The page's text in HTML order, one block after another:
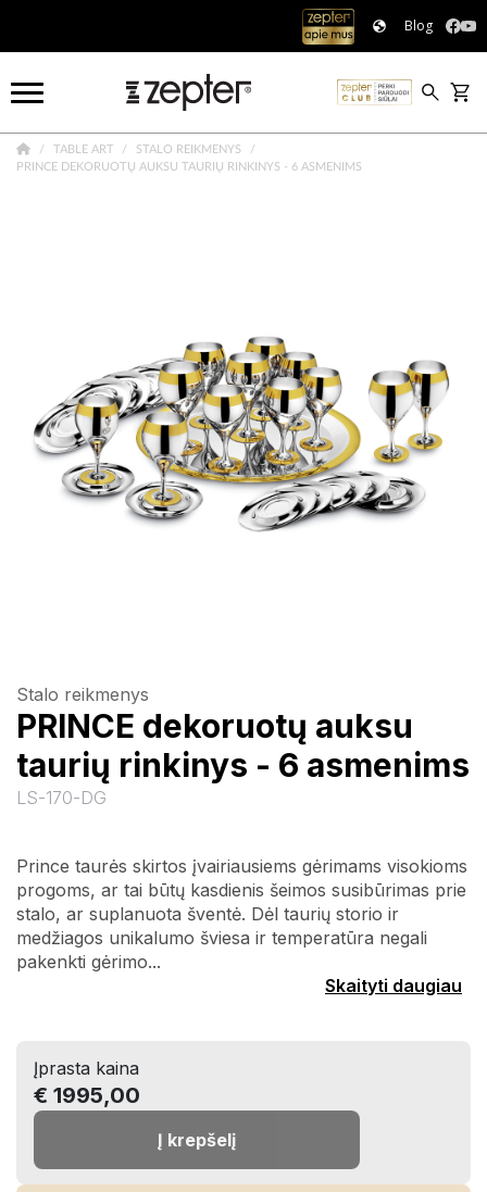
Blog
TABLE ART
STALO REIKMENYS
PRINCE DEKORUOTŲ AUKSU TAURIŲ RINKINYS - 6 ASMENIMS
Stalo reikmenys
PRINCE dekoruotų auksu
taurių rinkinys - 6 asmenims
LS-170-DG
Prince taurės skirtos įvairiausiems gėrimams visokioms
progoms, ar tai būtų kasdienis šeimos susibūrimas prie
stalo, ar suplanuota šventė. Dėl taurių storio ir
medžiagos unikalumo šviesa ir temperatūra negali
pakenkti gėrimo...
Skaityti daugiau
Įprasta kaina
€ 1995,00
Į krepšelį